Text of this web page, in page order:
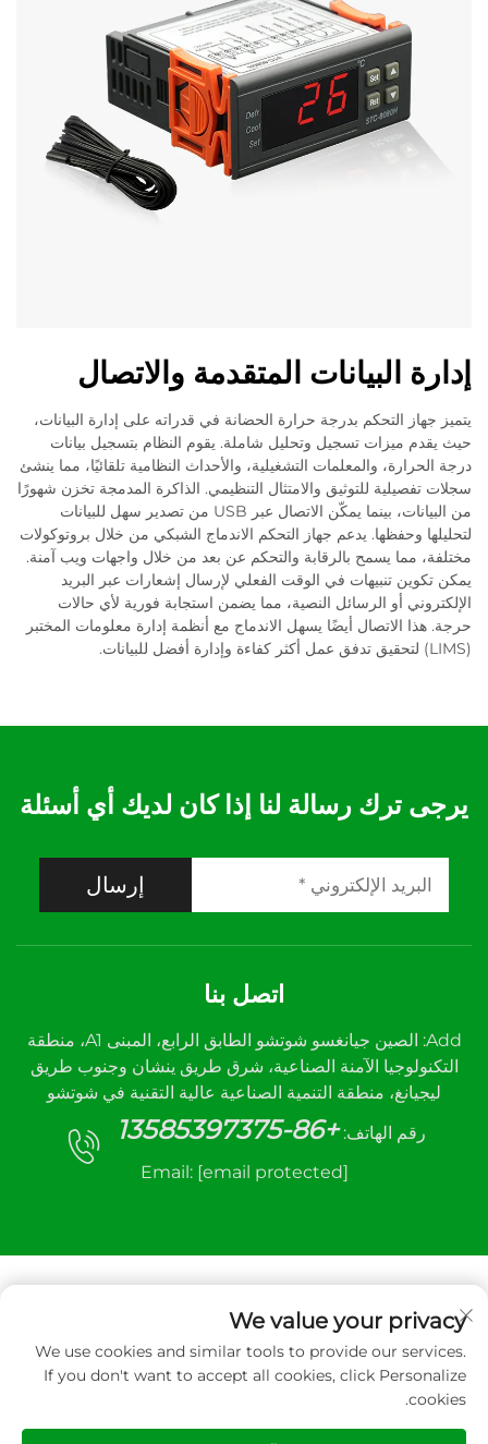
إدارة البيانات المتقدمة والاتصال
يتميز جهاز التحكم بدرجة حرارة الحضانة في قدراته على إدارة البيانات،
حيث يقدم ميزات تسجيل وتحليل شاملة. يقوم النظام بتسجيل بيانات
درجة الحرارة، والمعلمات التشغيلية، والأحداث النظامية تلقائيًا، مما ينشئ
سجلات تفصيلية للتوثيق والامتثال التنظيمي. الذاكرة المدمجة تخزن شهورًا
من البيانات، بينما يمكّن الاتصال عبر USB من تصدير سهل للبيانات
لتحليلها وحفظها. يدعم جهاز التحكم الاندماج الشبكي من خلال بروتوكولات
مختلفة، مما يسمح بالرقابة والتحكم عن بعد من خلال واجهات ويب آمنة.
يمكن تكوين تنبيهات في الوقت الفعلي لإرسال إشعارات عبر البريد
الإلكتروني أو الرسائل النصية، مما يضمن استجابة فورية لأي حالات
حرجة. هذا الاتصال أيضًا يسهل الاندماج مع أنظمة إدارة معلومات المختبر
(LIMS) لتحقيق تدفق عمل أكثر كفاءة وإدارة أفضل للبيانات.
يرجى ترك رسالة لنا إذا كان لديك أي أسئلة
إرسال
اتصل بنا
Add: الصين جيانغسو شوتشو الطابق الرابع، المبنى A1، منطقة
التكنولوجيا الآمنة الصناعية، شرق طريق ينشان وجنوب طريق
ليجيانغ، منطقة التنمية الصناعية عالية التقنية في شوتشو
رقم الهاتف: +86-13585397375
Email: [email protected]
جميع الحقوق محفوظة © ٢٠٢٥ لشركة شوتشو سانهي
لمعدات التحكم الآلي المحدودة.
We value your privacy
We use cookies and similar tools to provide our services.
If you don't want to accept all cookies, click Personalize
cookies.